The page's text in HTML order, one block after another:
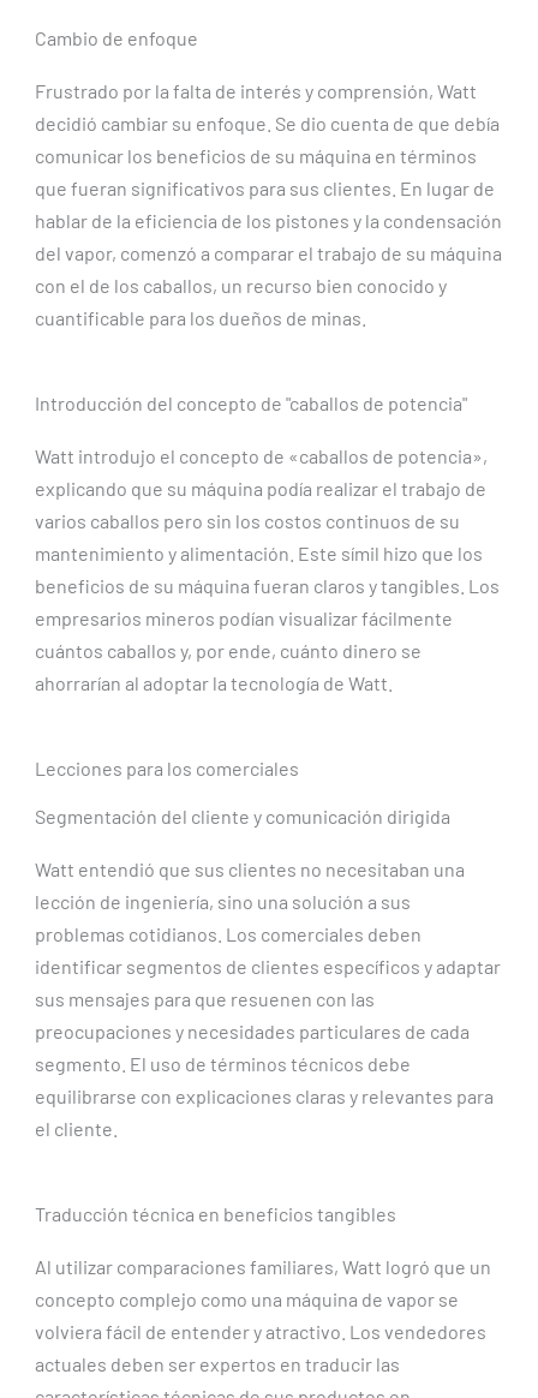
Cambio de enfoque
Frustrado por la falta de interés y comprensión, Watt
decidió cambiar su enfoque. Se dio cuenta de que debía
comunicar los beneficios de su máquina en términos
que fueran significativos para sus clientes. En lugar de
hablar de la eficiencia de los pistones y la condensación
del vapor, comenzó a comparar el trabajo de su máquina
con el de los caballos, un recurso bien conocido y
cuantificable para los dueños de minas.
Introducción del concepto de "caballos de potencia"
Watt introdujo el concepto de «caballos de potencia»,
explicando que su máquina podía realizar el trabajo de
varios caballos pero sin los costos continuos de su
mantenimiento y alimentación. Este símil hizo que los
beneficios de su máquina fueran claros y tangibles. Los
empresarios mineros podían visualizar fácilmente
cuántos caballos y, por ende, cuánto dinero se
ahorrarían al adoptar la tecnología de Watt.
Lecciones para los comerciales
Segmentación del cliente y comunicación dirigida
Watt entendió que sus clientes no necesitaban una
lección de ingeniería, sino una solución a sus
problemas cotidianos. Los comerciales deben
identificar segmentos de clientes específicos y adaptar
sus mensajes para que resuenen con las
preocupaciones y necesidades particulares de cada
segmento. El uso de términos técnicos debe
equilibrarse con explicaciones claras y relevantes para
el cliente.
Traducción técnica en beneficios tangibles
Al utilizar comparaciones familiares, Watt logró que un
concepto complejo como una máquina de vapor se
volviera fácil de entender y atractivo. Los vendedores
actuales deben ser expertos en traducir las